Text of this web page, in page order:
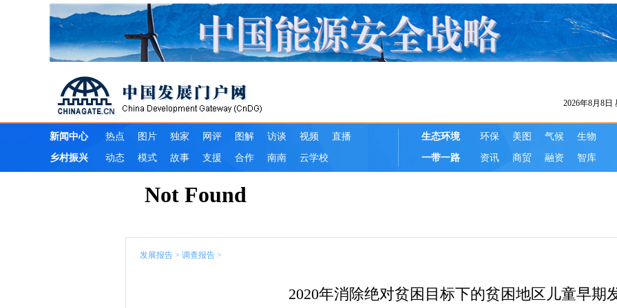
发展报告 > 调查报告 >
2020年消除绝对贫困目标下的贫困地区儿童早期